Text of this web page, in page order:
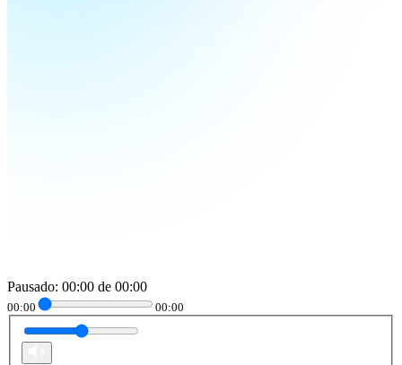
Pausado: 00:00 de 00:00
00:00 00:00